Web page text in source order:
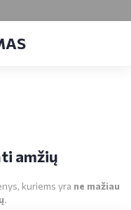
amžių
kuriems yra ne mažiau
.